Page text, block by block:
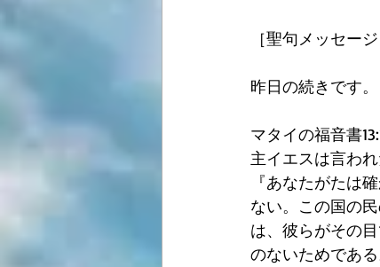
［聖句メッセージ
昨日の続きです。
マタイの福音書
主イエスは言われ
『あなたがたは
ない。この国の
は、彼らがその
のないためである